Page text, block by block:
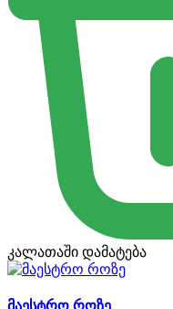
კალათაში დამატება
მაესტრო როზე